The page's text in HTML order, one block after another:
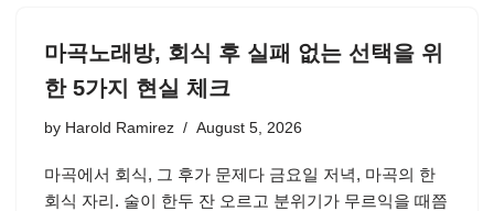
마곡노래방, 회식 후 실패 없는 선택을 위
한 5가지 현실 체크
by Harold Ramirez August 5, 2026
마곡에서 회식, 그 후가 문제다 금요일 저녁, 마곡의 한
회식 자리. 술이 한두 잔 오르고 분위기가 무르익을 때쯤